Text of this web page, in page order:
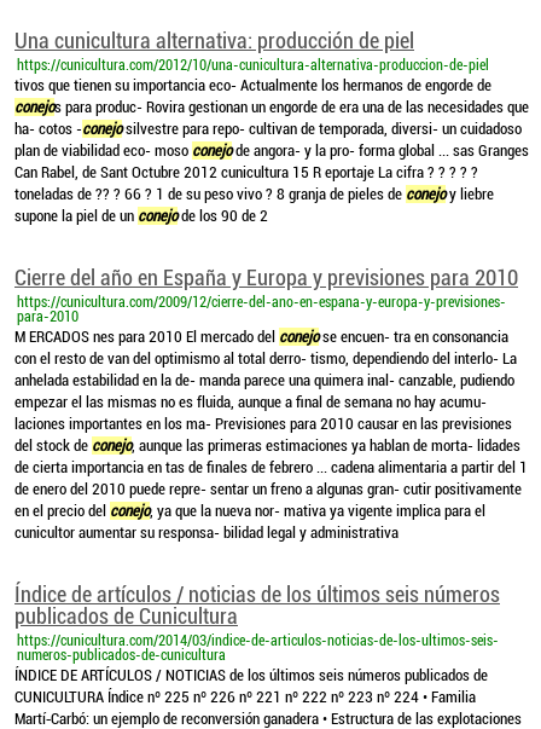
Una cunicultura alternativa: producción de piel
https://cunicultura.com/2012/10/una-cunicultura-alternativa-produccion-de-piel
tivos que tienen su importancia eco- Actualmente los hermanos de engorde de
conejos para produc- Rovira gestionan un engorde de era una de las necesidades que
ha- cotos -conejosilvestre para repo- cultivan de temporada, diversi- un cuidadoso
plan de viabilidad eco- moso conejode angora- y la pro- forma global ... sas Granges
Can Rabel, de Sant Octubre 2012 cunicultura 15 R eportaje La cifra ? ? ? ? ?
toneladas de ?? ? 66 ? 1 de su peso vivo ? 8 granja de pieles de conejoy liebre
supone la piel de un conejode los 90 de 2
Cierre del año en España y Europa y previsiones para 2010
https://cunicultura.com/2009/12/cierre-del-ano-en-espana-y-europa-y-previsiones-
para-2010
M ERCADOS nes para 2010 El mercado del conejose encuen- tra en consonancia
con el resto de van del optimismo al total derro- tismo, dependiendo del interlo- La
anhelada estabilidad en la de- manda parece una quimera inal- canzable, pudiendo
empezar el las mismas no es fluida, aunque a final de semana no hay acumu-
laciones importantes en los ma- Previsiones para 2010 causar en las previsiones
del stock de conejo, aunque las primeras estimaciones ya hablan de morta- lidades
de cierta importancia en tas de finales de febrero ... cadena alimentaria a partir del 1
de enero del 2010 puede repre- sentar un freno a algunas gran- cutir positivamente
en el precio del conejo, ya que la nueva nor- mativa ya vigente implica para el
cunicultor aumentar su responsa- bilidad legal y administrativa
Índice de artículos / noticias de los últimos seis números
publicados de Cunicultura
https://cunicultura.com/2014/03/indice-de-articulos-noticias-de-los-ultimos-seis-
numeros-publicados-de-cunicultura
ÍNDICE DE ARTÍCULOS / NOTICIAS de los últimos seis números publicados de
CUNICULTURA Índice nº 225 nº 226 nº 221 nº 222 nº 223 nº 224 • Familia
Martí‑Carbó: un ejemplo de reconversión ganadera • Estructura de las explotaciones